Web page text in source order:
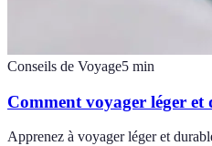
Conseils de Voyage5 min
Comment voyager léger et
Apprenez à voyager léger et